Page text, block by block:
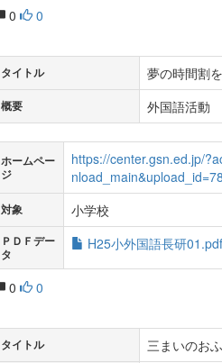
0 0
タイトル 夢の時間割
概要 外国語活
ホームペー
ジ
https://center.gsn.ed.jp/
対象 小学校
ＰＤＦデー
タ
H25小外国語長研01.pdf
0 0
タイトル 三まいのお